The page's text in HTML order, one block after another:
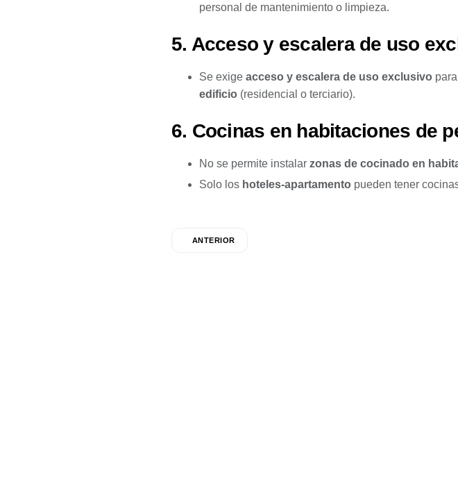
personal de mantenimiento o limpieza.
5. Acceso y escalera de uso
Se exige acceso y escalera de uso exclusivo
edificio (residencial o terciario).
6. Cocinas en habitaciones de
No se permite instalar zonas de cocinado en
Solo los hoteles-apartamento pueden tener
ANTERIOR